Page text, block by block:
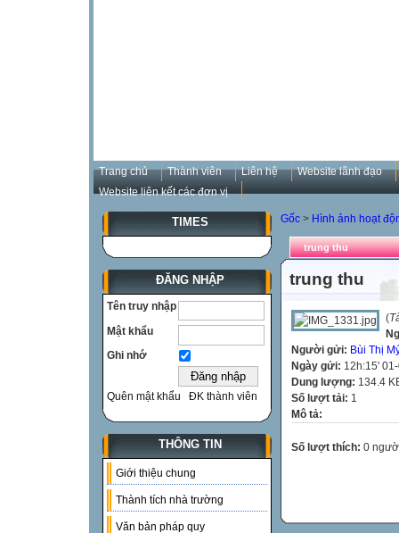
Trang chủ Thành viên Liên hệ
Website lãnh đạo
Website liên kết các đơn vị
TIMES
ĐĂNG NHẬP
Tên truy nhập
Mật khẩu
Ghi nhớ
Quên mật khẩu ĐK thành viên
THÔNG TIN
Giới thiệu chung
Thành tích nhà trường
Văn bản pháp quy
Gốc > Hình ảnh hoạt
trung thu
trung thu
(
Người gửi: Bùi Thị
Ngày gửi: 12h:15'
Dung lượng: 134.4
Số lượt tải: 1
Mô tả:
Số lượt thích: 0